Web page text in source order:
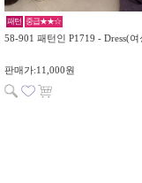
패턴 중급★★☆
58-901 패턴인 P1719 -
판매가:11,000원